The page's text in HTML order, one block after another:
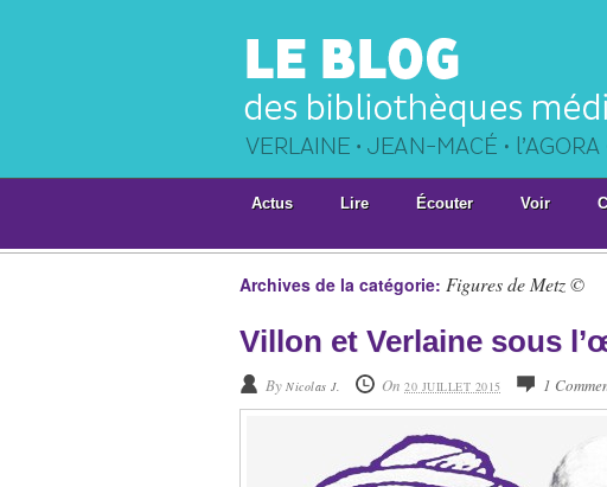
Actus Lire Écouter Voir
Archives de la catégorie: Figures de Metz ©
Villon et Verlaine sous
By Nicolas J. On 20 JUILLET 2015 1